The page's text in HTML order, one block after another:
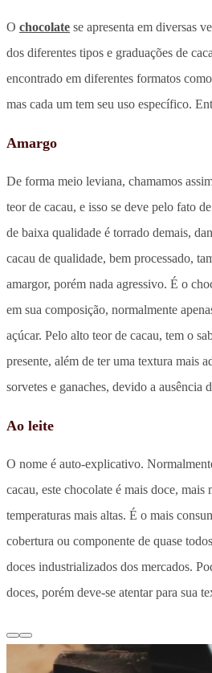
O chocolate se apresenta em diversas
dos diferentes tipos e graduações de
encontrado em diferentes formatos
mas cada um tem seu uso específico.
Amargo
De forma meio leviana, chamamos
teor de cacau, e isso se deve pelo fato
de baixa qualidade é torrado demais,
cacau de qualidade, bem processado,
amargor, porém nada agressivo. É o
em sua composição, normalmente
açúcar. Pelo alto teor de cacau, tem o
presente, além de ter uma textura mais
sorvetes e ganaches, devido a ausência
Ao leite
O nome é auto-explicativo.
cacau, este chocolate é mais doce, mais
temperaturas mais altas. É o mais
cobertura ou componente de quase
doces industrializados dos mercados.
doces, porém deve-se atentar para sua